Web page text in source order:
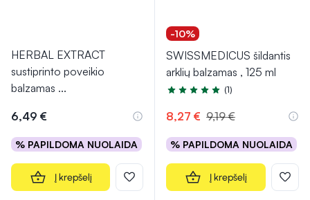
HERBAL EXTRACT
sustiprinto poveikio
balzamas ...
6,49 €
% PAPILDOMA NUOLAIDA
Į krepšelį
-10%
SWISSMEDICUS šildantis
arklių balzamas , 125 ml
Įvertinimas 5.0 iš 5
(1)
8,27 € 9,19 €
% PAPILDOMA NUOLAIDA
Į krepšelį